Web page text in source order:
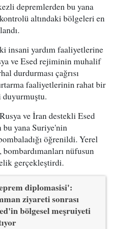
depremlerden bu yana
altındaki bölgeleri en
insani yardım faaliyetlerine
ve Esed rejiminin muhalif
durdurması çağrısı
faaliyetlerinin rahat bir
duyurmuştu.
ve İran destekli Esed
yana Suriye'nin
öğrenildi. Yerel
nüfusun
gerçekleştirdi.
diplomasisi':
ziyareti sonrası
bölgesel meşruiyeti